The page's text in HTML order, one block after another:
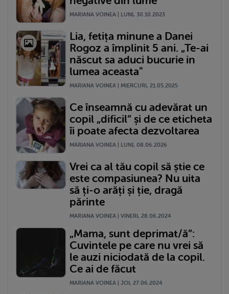
MARIANA VOINEA | LUNI, 30.10.2023
Lia, fetița minune a Danei
Rogoz a împlinit 5 ani. „Te-ai
născut sa aduci bucurie in
lumea aceasta"
MARIANA VOINEA | MIERCURI, 21.05.2025
Ce înseamnă cu adevărat un
copil „dificil” și de ce eticheta
îi poate afecta dezvoltarea
MARIANA VOINEA | LUNI, 08.06.2026
Vrei ca al tău copil să știe ce
este compasiunea? Nu uita
să ți-o arăți și ție, dragă
părinte
MARIANA VOINEA | VINERI, 28.06.2024
„Mama, sunt deprimat/ă”:
Cuvintele pe care nu vrei să
le auzi niciodată de la copil.
Ce ai de făcut
MARIANA VOINEA | JOI, 27.06.2024